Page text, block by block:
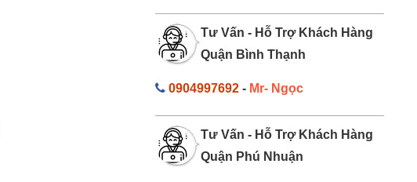
Tư Vấn - Hỗ Trợ Khách Hàng
Quận Bình Thạnh
0904997692- Mr- Ngọc
Tư Vấn - Hỗ Trợ Khách Hàng
Quận Phú Nhuận